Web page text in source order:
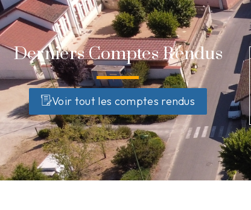
Derniers Comptes Rendus
Voir tout les comptes rendus